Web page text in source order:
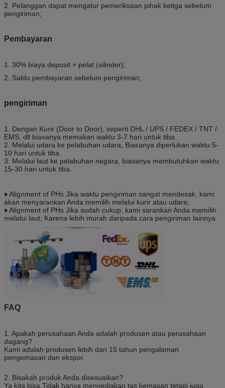
2. Pelanggan dapat mengatur pemeriksaan pihak ketiga sebelum
pengiriman;
Pembayaran
1. 30% biaya deposit + pelat (silinder);
2. Saldo pembayaran sebelum pengiriman;
pengiriman
1. Dengan Kurir (Door to Door), seperti DHL / UPS / FEDEX / TNT /
EMS, dll biasanya memakan waktu 3-7 hari untuk tiba.
2. Melalui udara ke pelabuhan udara, Biasanya diperlukan waktu 5-
10 hari untuk tiba.
3. Melalui laut ke pelabuhan negara, biasanya membutuhkan waktu
15-30 hari untuk tiba.
♦ Alignment of PHs Jika waktu pengiriman sangat mendesak, kami
akan menyarankan Anda memilih melalui kurir atau udara;
♦ Alignment of PHs Jika sudah cukup, kami sarankan Anda memilih
melalui laut, Karena lebih murah daripada cara pengiriman lainnya
FAQ
1. Apakah perusahaan Anda adalah produsen atau perusahaan
dagang?
Kami adalah produsen lebih dari 15 tahun pengalaman
pengemasan dan ekspor.
2. Bisakah produk Anda disesuaikan?
Ya kita bisa.Tidak hanya menyediakan tas kemasan tetapi juga